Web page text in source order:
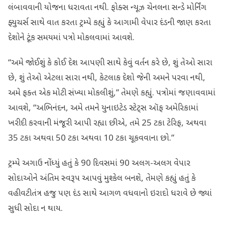
લંબાવવાની યોજના ધરાવતા નથી. ફોક્સ ન્યૂઝ ચેનલના સન્ડે મોર્નિંગ
ફ્યુચર્સ સાથે વાત કરતા ટ્રમ્પે કહ્યું કે આગામી વેપાર દંડની જાણ કરતા
દેશોને ટૂંક સમયમાં પત્રો મોકલવામાં આવશે.
“અમે જોઈશું કે કોઈ દેશ આપણી સાથે કેવું વર્તન કરે છે, શું તેઓ સારા
છે, શું તેઓ એટલા સારા નથી, કેટલાક દેશો જેની અમને પરવા નથી,
અમે ફક્ત એક મોટી સંખ્યા મોકલીશું,” તેમણે કહ્યું. પત્રોમાં જણાવવામાં
આવશે, “અભિનંદન, અમે તમને યુનાઇટેડ સ્ટેટ્સ ઑફ અમેરિકામાં
ખરીદી કરવાની મંજૂરી આપી રહ્યા છીએ, તમે 25 ટકા ટેરિફ, અથવા
35 ટકા અથવા 50 ટકા અથવા 10 ટકા ચૂકવવાના છો.”
ટ્રમ્પે અગાઉ નોંધ્યું હતું કે 90 દિવસમાં 90 અલગ-અલગ વેપાર
સોદાઓને અંતિમ સ્વરૂપ આપવું મુશ્કેલ બનશે, તેમણે કહ્યું હતું કે
વહીવટીતંત્ર હજુ પણ દંડ સાથે આગળ વધવાનો ઇરાદો ધરાવે છે જ્યાં
સુધી સોદા ન થાય.